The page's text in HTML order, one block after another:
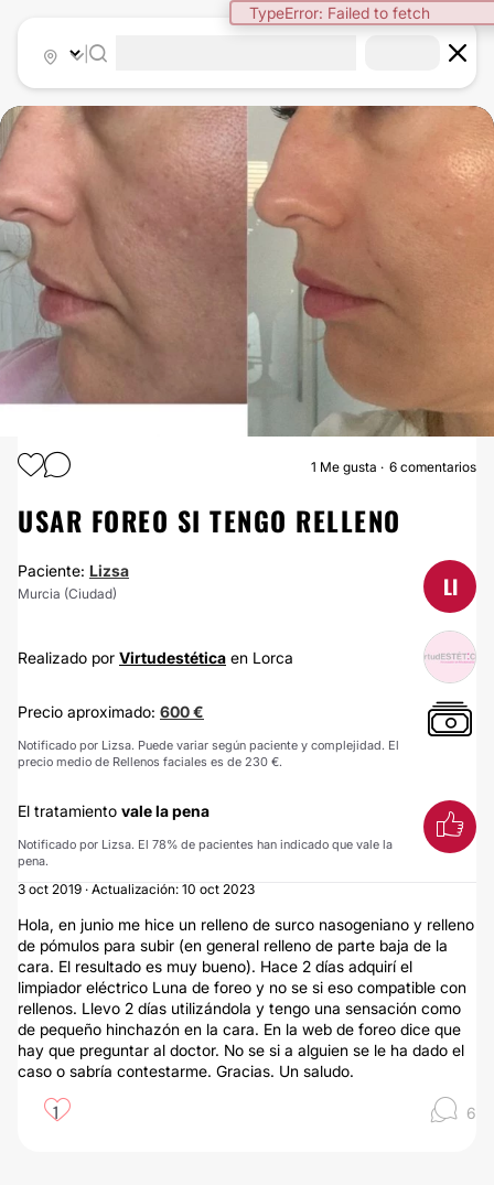
TypeError: Failed to fetch
RELLENOS FACIALES
1 Me gusta 6 comentarios
USAR FOREO SI TENGO RELLENO
Paciente: Lizsa
Murcia (Ciudad) LI
Realizado por Virtudestética en Lorca
Precio aproximado: 600 €
Notificado por Lizsa. Puede variar según paciente y complejidad. El
precio medio de Rellenos faciales es de 230 €.
El tratamiento vale la pena
Notificado por Lizsa. El 78% de pacientes han indicado que vale la
pena.
3 oct 2019 · Actualización: 10 oct 2023
Hola, en junio me hice un relleno de surco nasogeniano y relleno
de pómulos para subir (en general relleno de parte baja de la
cara. El resultado es muy bueno). Hace 2 días adquirí el
limpiador eléctrico Luna de foreo y no se si eso compatible con
rellenos. Llevo 2 días utilizándola y tengo una sensación como
de pequeño hinchazón en la cara. En la web de foreo dice que
hay que preguntar al doctor. No se si a alguien se le ha dado el
caso o sabría contestarme. Gracias. Un saludo.
1 6